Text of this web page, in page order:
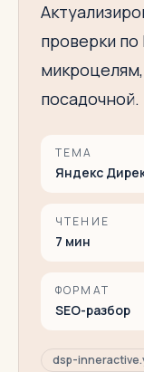
проверки
посадочной.
ТЕМА
Яндекс
ЧТЕНИЕ
7 мин
ФОРМАТ
SEO-разбор
dsp-